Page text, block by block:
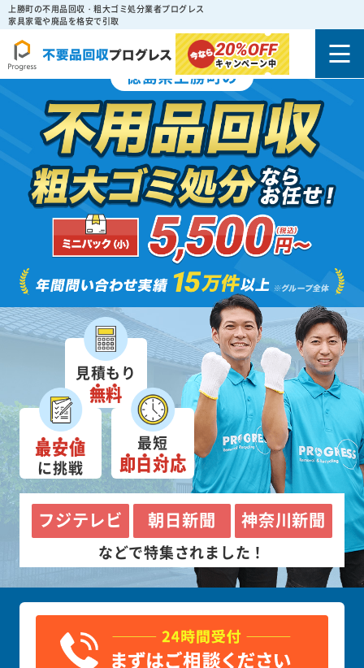
上勝町の不用品回収・粗大ゴミ処分業者プログレス
家具家電や廃品を格安で引取
20%OFF
キャンペーン中
徳島県上勝町の
見積もり
無料
最安値
に挑戦
最短
即日対応
フジテレビ 朝日新聞 神奈川新聞
などで特集されました！